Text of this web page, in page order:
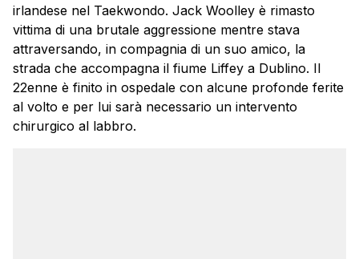
irlandese nel Taekwondo. Jack Woolley è rimasto
vittima di una brutale aggressione mentre stava
attraversando, in compagnia di un suo amico, la
strada che accompagna il fiume Liffey a Dublino. Il
22enne è finito in ospedale con alcune profonde ferite
al volto e per lui sarà necessario un intervento
chirurgico al labbro.